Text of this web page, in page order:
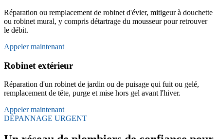
Réparation ou remplacement de robinet d'évier, mitigeur à douchette
ou robinet mural, y compris détartrage du mousseur pour retrouver
le débit.
Appeler maintenant
Robinet extérieur
Réparation d'un robinet de jardin ou de puisage qui fuit ou gelé,
remplacement de tête, purge et mise hors gel avant l'hiver.
Appeler maintenant
DÉPANNAGE URGENT